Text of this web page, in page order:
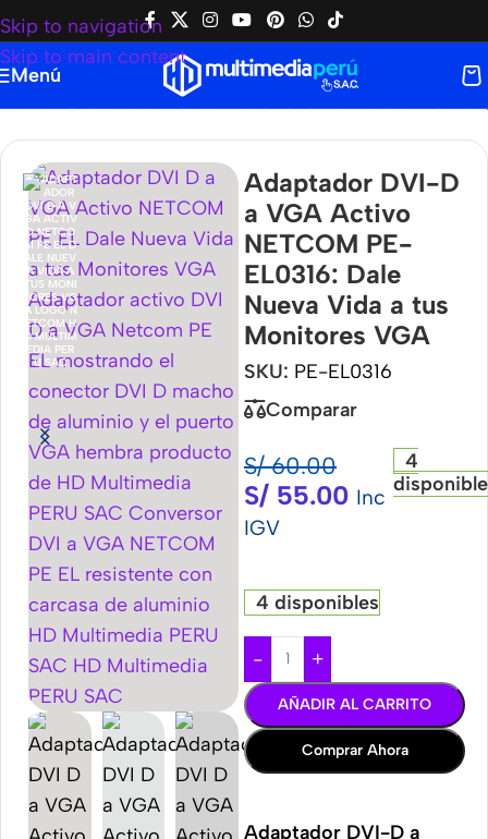
Skip to navigation
Skip to main content
Menú
EL0316: Dale Nueva Vida a tus Monitores VGA
Adaptador DVI-D
a VGA Activo
NETCOM PE-
EL0316: Dale
Nueva Vida a tus
Monitores VGA
SKU: PE-EL0316
Comparar
S/60.00
S/ 55.00 Inc
IGV
4
4 disponibles
- +
AÑADIR AL CARRITO
Comprar Ahora
Adaptador DVI-D a